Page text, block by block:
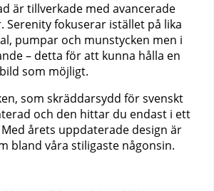
är tillverkade med avancerade
Serenity fokuserar istället på lika
pumpar och munstycken men i
– detta för att kunna hålla en
som möjligt.
som skräddarsydd för svenskt
och den hittar du endast i ett
årets uppdaterade design är
bland våra stiligaste någonsin.